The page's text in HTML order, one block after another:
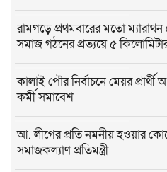
রামগড়ে প্রথমবারের মতো
সমাজ গঠনের প্রত্যয়ে ৫
কালাই পৌর নির্বাচনে মেয়র
কর্মী সমাবেশ
আ. লীগের প্রতি নমনীয় হওয়ার
সমাজকল্যাণ প্রতিমন্ত্রী